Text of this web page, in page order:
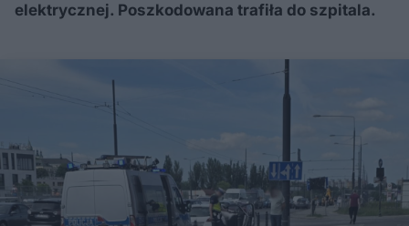
elektrycznej. Poszkodowana trafiła do szpitala.